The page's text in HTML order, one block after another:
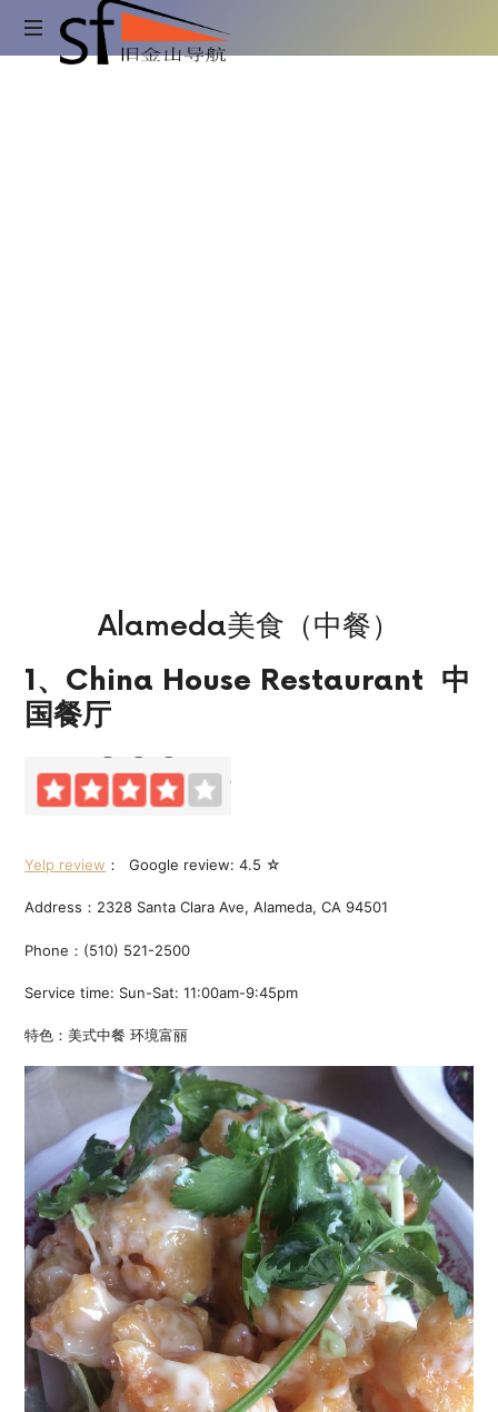
旧
Alameda美食（中餐）
1、China House Restaurant 中
国餐厅
Yelp review ： Google review: 4.5 ☆
Address：2328 Santa Clara Ave, Alameda, CA 94501
Phone：(510) 521-2500
Service time: Sun-Sat: 11:00am-9:45pm
特色：美式中餐 环境富丽